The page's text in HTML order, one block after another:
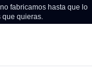
fabricamos hasta que lo
que quieras.